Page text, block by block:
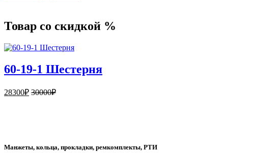
Товар со скидкой %
60-19-1 Шестерня
28300₽ 30000₽
Манжеты, кольца, прокладки, ремкомплекты, РТИ